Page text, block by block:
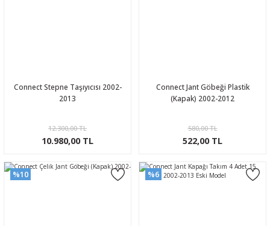
Connect Stepne Taşıyıcısı 2002-
2013
12.300,00 TL
10.980,00 TL
Connect Jant Göbeği Plastik
(Kapak) 2002-2012
580,00 TL
522,00 TL
%10 %6